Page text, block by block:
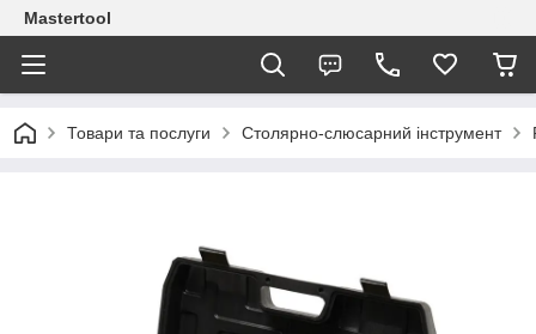
Mastertool
Товари та послуги Столярно-слюсарний інструмент